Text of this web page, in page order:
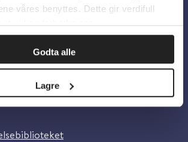
våres benyttes. Dette gir verdifull
vi kan forbedre oss.
Godta alle
Lagre
English